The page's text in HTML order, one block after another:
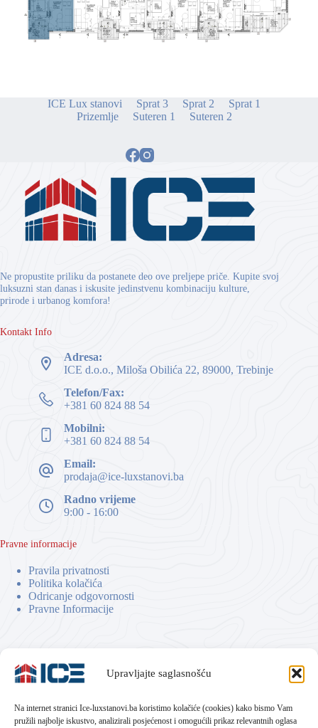
Upravljajte saglasnošću
Na internet stranici Ice-luxstanovi.ba koristimo kolačiće (cookies) kako bismo Vam
pružili najbolje iskustvo, analizirali posjećenost i omogućili prikaz relevantnih oglasa
ICE Lux stanovi Sprat 3 Sprat 2
Sprat 1
Prizemlje
Suteren 1 Suteren 2
Ne propustite priliku da postanete deo ove preljepe priče. Kupite svoj
luksuzni stan danas i iskusite jedinstvenu kombinaciju kulture,
prirode i urbanog komfora!
Kontakt Info
Adresa:
ICE d.o.o., Miloša Obilića 22, 89000, Trebinje
Telefon/Fax:
+381 60 824 88 54
Mobilni:
+381 60 824 88 54
Email:
prodaja@ice-luxstanovi.ba
Radno vrijeme
9:00 - 16:00
Pravne informacije
Pravila privatnosti
Politika kolačića
Odricanje odgovornosti
Pravne Informacije